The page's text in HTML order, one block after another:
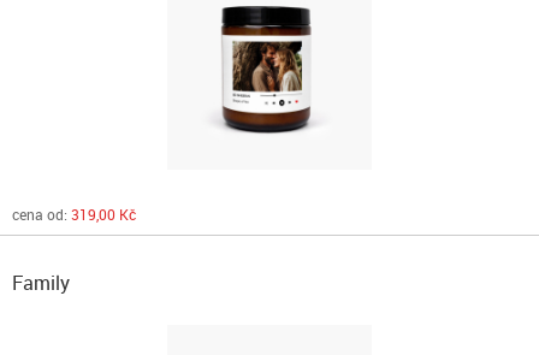
cena od: 319,00 Kč
Family